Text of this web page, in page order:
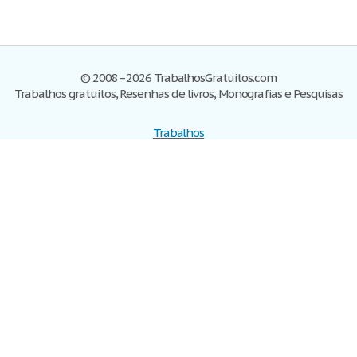
© 2008–2026 TrabalhosGratuitos.com
Trabalhos gratuitos, Resenhas de livros, Monografias e Pesquisas
Trabalhos